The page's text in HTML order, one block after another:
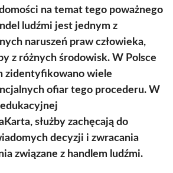
na temat tego poważnego
ludźmi jest jednym z
naruszeń praw człowieka,
z różnych środowisk. W Polsce
zidentyfikowano wiele
ofiar tego procederu. W
służby zachęcają do
decyzji i zwracania
związane z handlem ludźmi.